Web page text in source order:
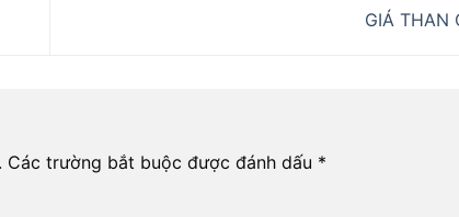
GIÁ THAN
Các trường bắt buộc được đánh dấu *